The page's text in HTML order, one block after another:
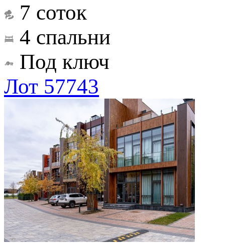
7 соток
4 спальни
Под ключ
Лот 57743